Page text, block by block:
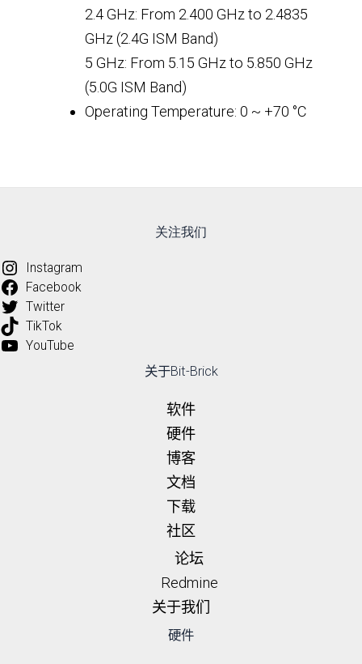
2.4 GHz: From 2.400 GHz to 2.4835
GHz (2.4G ISM Band)
5 GHz: From 5.15 GHz to 5.850 GHz
(5.0G ISM Band)
Operating Temperature: 0 ~ +70 °C
关注我们
Instagram
Facebook
Twitter
TikTok
YouTube
关于Bit-Brick
软件
硬件
博客
文档
下载
社区
论坛
Redmine
关于我们
硬件